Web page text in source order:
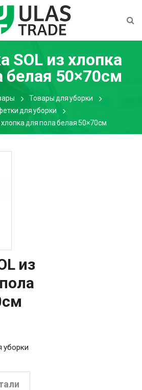
SOL из хлопка
белая 50×70см
Товары для уборки
для уборки
для пола белая 50×70см
из
уборки